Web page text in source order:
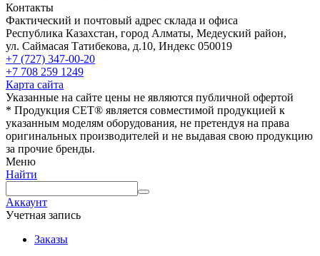
Контакты
Фактический и почтовый адрес склада и офиса
Республика Казахстан, город Алматы, Медеуский район,
ул. Саймасая Татибекова, д.10, Индекс 050019
+7 (727) 347-00-20
+7 708 259 1249
Карта сайта
Указанные на сайте цены не являются публичной офертой
* Продукция СЕТ® является совместимой продукцией к
указанным моделям оборудования, не претендуя на права
оригинальных производителей и не выдавая свою продукцию
за прочие бренды.
Меню
Найти
Аккаунт
Учетная запись
Заказы